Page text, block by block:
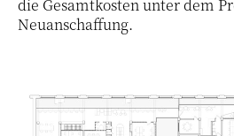
die Gesamtkosten unter dem
Neuanschaffung.